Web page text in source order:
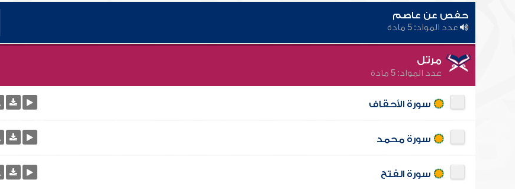
حفص عن عاصم
عدد المواد: 5 مادة
مرتل
عدد المواد: 5 مادة
سورة الأحقاف
سورة محمد
سورة الفتح